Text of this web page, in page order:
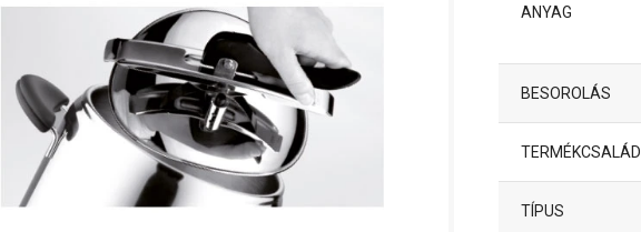
ANYAG
BESOROLÁS
TERMÉKCSALÁD
TÍPUS